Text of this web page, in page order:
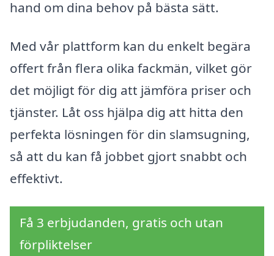
hand om dina behov på bästa sätt.
Med vår plattform kan du enkelt begära
offert från flera olika fackmän, vilket gör
det möjligt för dig att jämföra priser och
tjänster. Låt oss hjälpa dig att hitta den
perfekta lösningen för din slamsugning,
så att du kan få jobbet gjort snabbt och
effektivt.
Få 3 erbjudanden, gratis och utan
förpliktelser